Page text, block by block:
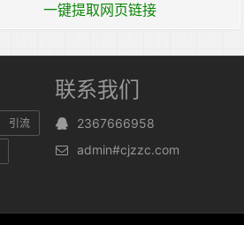
一键提取网页链接
引流
联系我们
2367666958
admin#cjzzc.com